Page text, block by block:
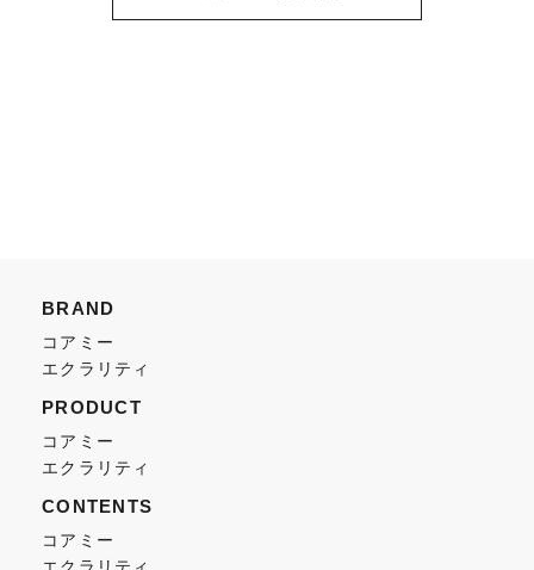
BRAND
コアミー
エクラリティ
PRODUCT
コアミー
エクラリティ
CONTENTS
コアミー